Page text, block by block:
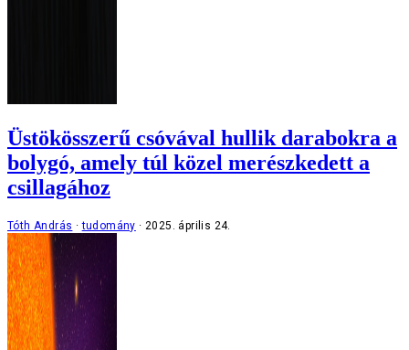
Üstökösszerű csóvával hullik darabokra a
bolygó, amely túl közel merészkedett a
csillagához
Tóth András tudomány 2025. április 24.